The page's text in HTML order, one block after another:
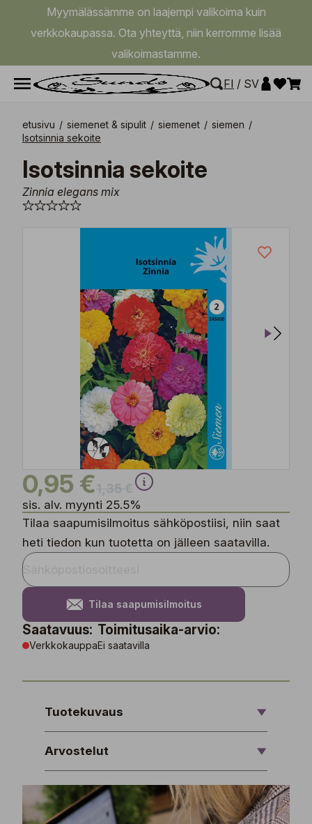
Myymälässämme on laajempi valikoima kuin
verkkokaupassa. Ota yhteyttä, niin kerromme lisää
valikoimastamme.
FI / SV
etusivu / siemenet & sipulit / siemenet / siemen /
Isotsinnia sekoite
Isotsinnia sekoite
Zinnia elegans mix
0,95 €
sis. alv. myynti 25.5%
Tilaa saapumisilmoitus sähköpostiisi, niin saat
heti tiedon kun tuotetta on jälleen saatavilla.
Tilaa saapumisilmoitus
Saatavuus:
Verkkokauppa
Toimitusaika-arvio:
Ei saatavilla
Tuotekuvaus
Arvostelut